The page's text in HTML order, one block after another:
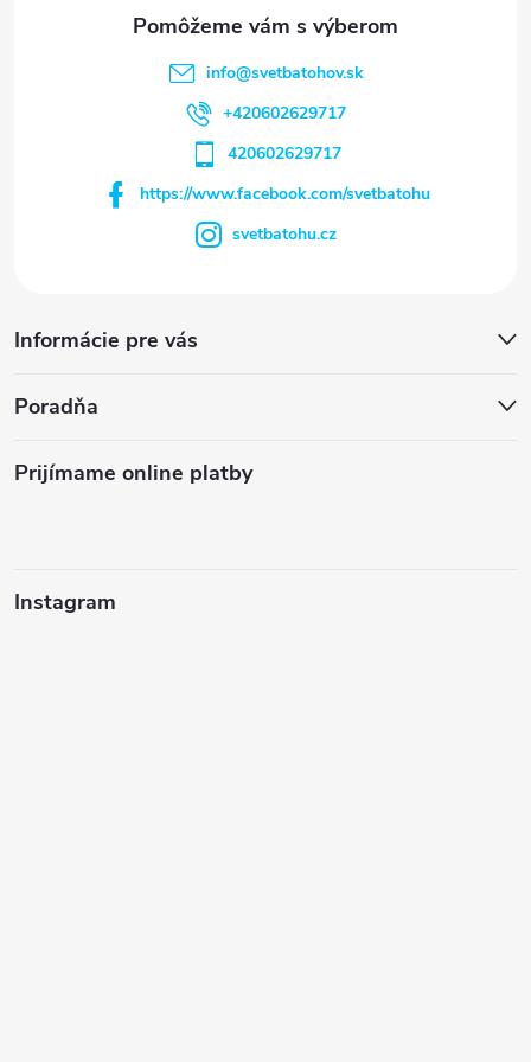
info@svetbatohov.sk
+420602629717
420602629717
https://www.facebook.com/svetbatohu
svetbatohu.cz
Informácie pre vás
Poradňa
Prijímame online platby
Instagram